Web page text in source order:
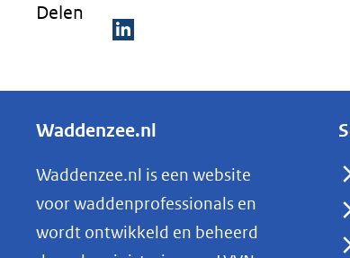
Delen
e
e
n
o
p
L
Waddenzee.nl
Waddenzee.nl is een website
voor waddenprofessionals en
wordt ontwikkeld en beheerd